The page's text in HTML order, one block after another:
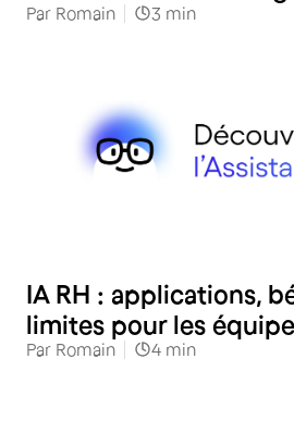
Par Romain 3 min
IA RH : applications,
limites pour les
Par Romain 4 min